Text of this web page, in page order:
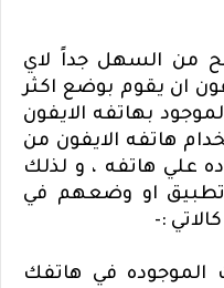
من السهل جداً لاي
ان يقوم بوضع اكثر
بهاتفه الايفون
هاتفه الايفون من
علي هاتفه ، و لذلك
يمكنك إضافه اكثر من 25 تطبيق او وضعهم في
:-
الموجوده في هاتفك